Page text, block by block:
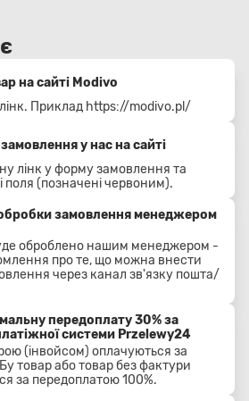
на сайті Modivo
Приклад https://modivo.pl/
у нас на сайті
лінк у форму замовлення та
поля (позначені червоним).
замовлення менеджером
оброблено нашим менеджером -
про те, що можна внести
через канал зв'язку пошта/
передоплату 30% за
системи Przelewy24
(інвойсом) оплачуються за
товар або товар без фактури
за передоплатою 100%.